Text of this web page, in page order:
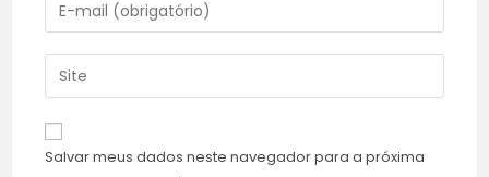
Salvar meus dados neste navegador para a próxima